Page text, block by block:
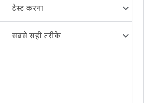
टेस्ट करना
सबसे सही तरीके